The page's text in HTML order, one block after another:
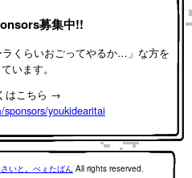
募集中!!
ラくらいおごってやるか…」な方を
います。
はこちら →
youkidearitai
いと。べぇたばん All rights reserved.